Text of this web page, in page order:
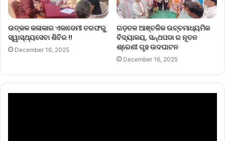
ଉତ୍କଳ କଳାକାର ଏକାଡେମୀ ତରଫରୁ
ସ୍ୱାସ୍ଥ୍ୟସେବା ଶିବିର !!
December 16, 2025
ଗଡ଼ତଳ ଆଞ୍ଚଳିକ ଉଚ୍ଚମାଧ୍ୟମିକ
ବିଦ୍ୟାଳୟ, ସନ୍ଥପଡା ର ନୂତନ
ଶ୍ରେଣୀ ଗୃହ ଉଦଘାଟନ
December 16, 2025